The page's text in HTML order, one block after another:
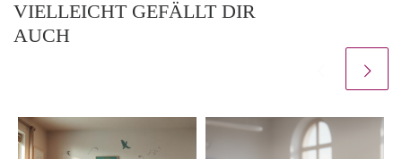
VIELLEICHT GEFÄLLT DIR
AUCH